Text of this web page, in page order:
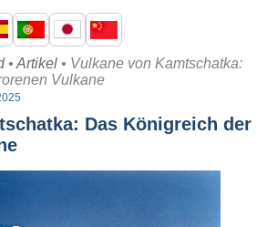
• Artikel • Vulkane von Kamtschatka:
Vulkane
Das Königreich der